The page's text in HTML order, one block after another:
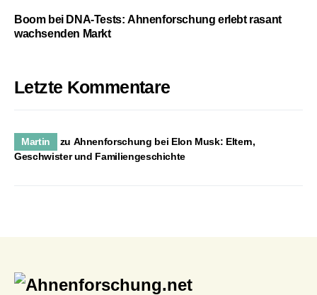
Boom bei DNA-Tests: Ahnenforschung erlebt rasant
wachsenden Markt
Letzte Kommentare
Martin zu Ahnenforschung bei Elon Musk: Eltern,
Geschwister und Familiengeschichte